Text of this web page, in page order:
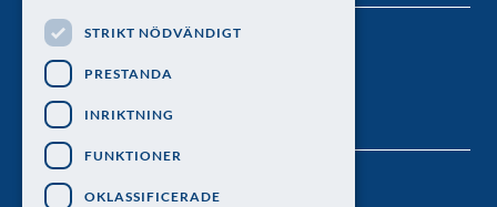
Följ oss
STRIKT NÖDVÄNDIGT
PRESTANDA
INRIKTNING
FUNKTIONER
OKLASSIFICERADE